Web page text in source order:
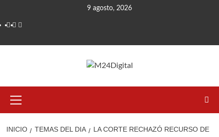
contenido
9 agosto, 2026
primario
INICIO TEMAS DEL DIA
LA CORTE RECHAZÓ RECURSO DE